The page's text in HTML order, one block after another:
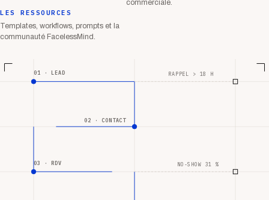
commerciale.
LES RESSOURCES
Templates, workflows, prompts et la
communauté FacelessMind.
01 · LEAD
02 · CONTACT
03 · RDV
RAPPEL > 18 H
NO-SHOW 31 %